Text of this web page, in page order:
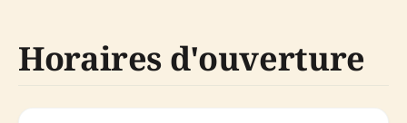
Horaires d'ouverture